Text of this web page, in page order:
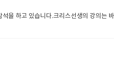
을 하고 있습니다.크리스선생의 강의는